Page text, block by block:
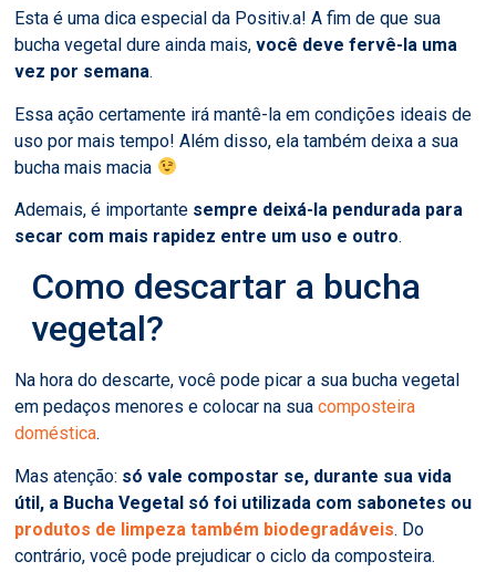
Esta é uma dica especial da Positiv.a! A fim de que sua
bucha vegetal dure ainda mais, você deve fervê-la uma
vez por semana.
Essa ação certamente irá mantê-la em condições ideais de
uso por mais tempo! Além disso, ela também deixa a sua
bucha mais macia
Ademais, é importante sempre deixá-la pendurada para
secar com mais rapidez entre um uso e outro.
Como descartar a bucha
vegetal?
Na hora do descarte, você pode picar a sua bucha vegetal
em pedaços menores e colocar na suacomposteira
doméstica.
Mas atenção: só vale compostar se, durante sua vida
útil, a Bucha Vegetal só foi utilizada com sabonetes ou
produtos de limpeza também biodegradáveis. Do
contrário, você pode prejudicar o ciclo da composteira.